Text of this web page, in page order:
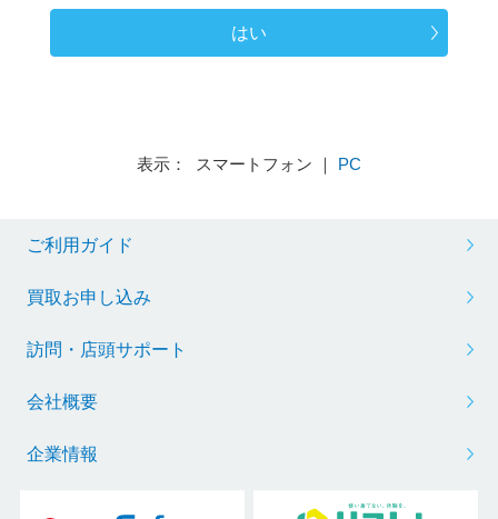
はい
表示： スマートフォン ｜ PC
ご利用ガイド
買取お申し込み
訪問・店頭サポート
会社概要
企業情報